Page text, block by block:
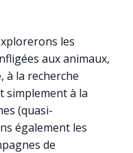
les
aux animaux,
à la recherche
simplement à la
(quasi-
également les
de